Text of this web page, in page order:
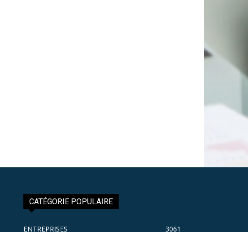
CATÉGORIE POPULAIRE
ENTREPRISES 3061